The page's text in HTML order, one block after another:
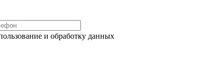
и обработку данных